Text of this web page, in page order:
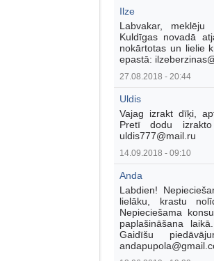
Ilze
Labvakar,
Kuldīgas novadā
nokārtotas un lielie
epastā:
27.08.2018 - 20:44
Uldis
Vajag izrakt dīķi,
Pretī dodu
uldis777@mail.ru
14.09.2018 - 09:10
Anda
Labdien!
lielāku, krastu
Nepieciešama
paplašināšana
Gaidīšu